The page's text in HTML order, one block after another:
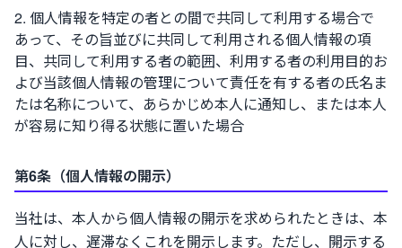
個人情報を特定の者との間で共同して利用する場合で
あって、その旨並びに共同して利用される個人情報の項
目、共同して利用する者の範囲、利用する者の利用目的お
よび当該個人情報の管理について責任を有する者の氏名ま
たは名称について、あらかじめ本人に通知し、または本人
が容易に知り得る状態に置いた場合
第6条（個人情報の開示）
当社は、本人から個人情報の開示を求められたときは、本
人に対し、遅滞なくこれを開示します。ただし、開示する